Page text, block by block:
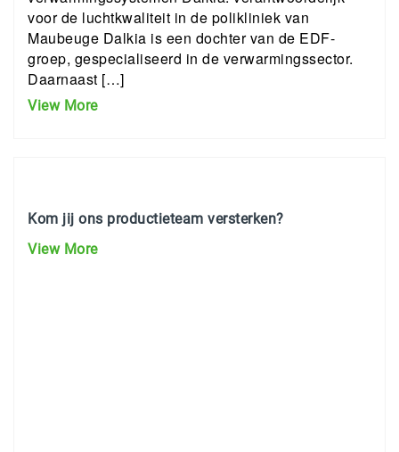
voor de luchtkwaliteit in de polikliniek van
Maubeuge Dalkia is een dochter van de EDF-
groep, gespecialiseerd in de verwarmingssector.
Daarnaast […]
View More
Kom jij ons productieteam versterken?
View More